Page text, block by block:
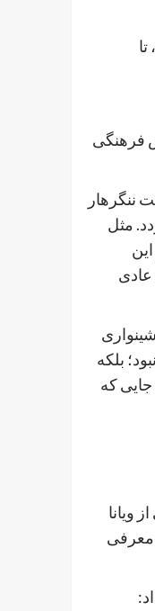
فرهنگی
ننگرهار
مثل
عادی
شایعه نبود؛ بلکه
که
ویانا
معرفی